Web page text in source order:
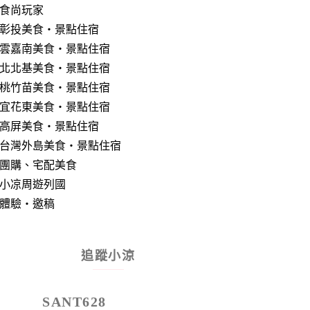
食尚玩家
彰投美食‧景點住宿
雲嘉南美食‧景點住宿
北北基美食‧景點住宿
桃竹苗美食‧景點住宿
宜花東美食‧景點住宿
高屏美食‧景點住宿
台灣外島美食‧景點住宿
團購、宅配美食
小凉周遊列國
體驗‧邀稿
追蹤小涼
SANT628